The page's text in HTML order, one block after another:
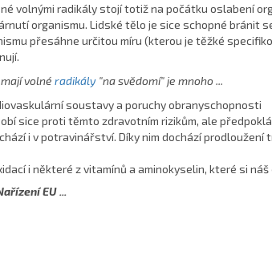
volnými radikály stojí totiž na počátku oslabení
organismu. Lidské tělo je sice schopné bránit
přesáhne určitou míru (kterou je těžké
volné radikály "na svědomí" je mnoho ...
soustavy a poruchy obranyschopnosti
sice proti těmto zdravotním rizikům, ale
i v potravinářství. Díky nim dochází
i některé z vitamínů a aminokyselin, které si
EU ...